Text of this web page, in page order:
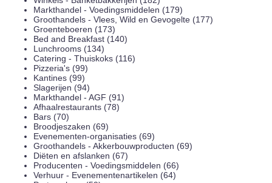
Markthandel - Voedingsmiddelen (179)
Groothandels - Vlees, Wild en Gevogelte (177)
Groenteboeren (173)
Bed and Breakfast (140)
Lunchrooms (134)
Catering - Thuiskoks (116)
Pizzeria's (99)
Kantines (99)
Slagerijen (94)
Markthandel - AGF (91)
Afhaalrestaurants (78)
Bars (70)
Broodjeszaken (69)
Evenementen-organisaties (69)
Groothandels - Akkerbouwproducten (69)
Diëten en afslanken (67)
Producenten - Voedingsmiddelen (66)
Verhuur - Evenementenartikelen (64)